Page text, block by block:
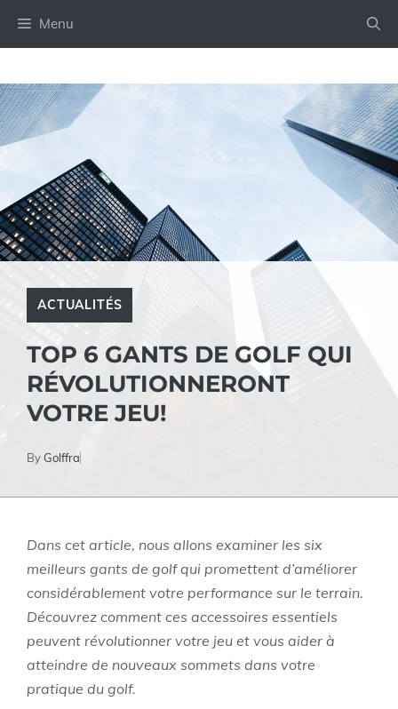
Menu
ACTUALITÉS
TOP 6 GANTS DE GOLF QUI
RÉVOLUTIONNERONT
VOTRE JEU!
ByGolffra
Dans cet article, nous allons examiner les six
meilleurs gants de golf qui promettent d’améliorer
considérablement votre performance sur le terrain.
Découvrez comment ces accessoires essentiels
peuvent révolutionner votre jeu et vous aider à
atteindre de nouveaux sommets dans votre
pratique du golf.